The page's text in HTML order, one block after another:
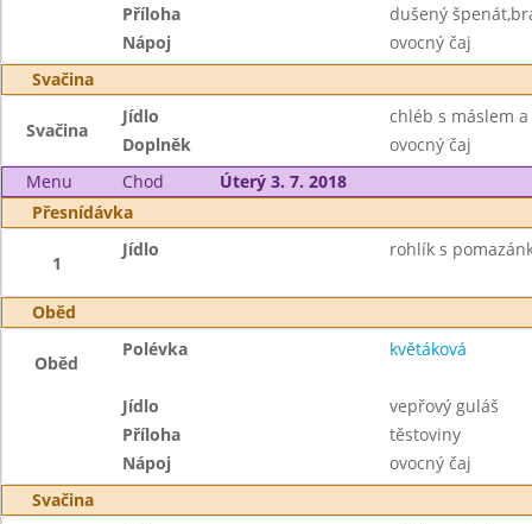
Příloha
dušený
Nápoj
ovocný čaj
Svačina
Svačina
Jídlo
chléb s máslem
Doplněk
ovocný čaj
Menu
Chod
Úterý 3. 7. 2018
Přesnídávka
1
Jídlo rohlík s
Oběd
Oběd
Polévka květáková
Jídlo
vepřový guláš
Příloha
těstoviny
Nápoj
ovocný čaj
Svačina